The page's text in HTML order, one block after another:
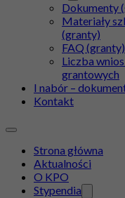
Dokumenty
Materiały
(granty)
FAQ (granty)
Liczba
grantowych
I nabór –
Kontakt
Strona główna
Aktualności
O KPO
Stypendia